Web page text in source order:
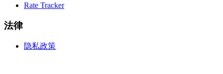
Rate Tracker
法律
隐私政策